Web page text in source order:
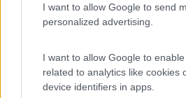
I want to allow Google to send
personalized advertising.
I want to allow Google to
related to analytics like cookies
device identifiers in apps.
PS Passo Fedaia
8,1